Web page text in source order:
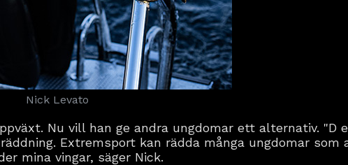
Nick Levato
Nu vill han ge andra ungdomar ett alternativ. "D
Extremsport kan rädda många ungdomar som
mina vingar, säger Nick.